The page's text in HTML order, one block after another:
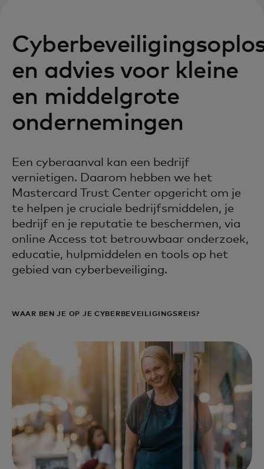
en advies voor kleine
en middelgrote
ondernemingen
Een cyberaanval kan een bedrijf
vernietigen. Daarom hebben we het
Mastercard Trust Center opgericht om je
te helpen je cruciale bedrijfsmiddelen, je
bedrijf en je reputatie te beschermen, via
online Access tot betrouwbaar onderzoek,
educatie, hulpmiddelen en tools op het
gebied van cyberbeveiliging.
WAAR BEN JE OP JE CYBERBEVEILIGINGSREIS?